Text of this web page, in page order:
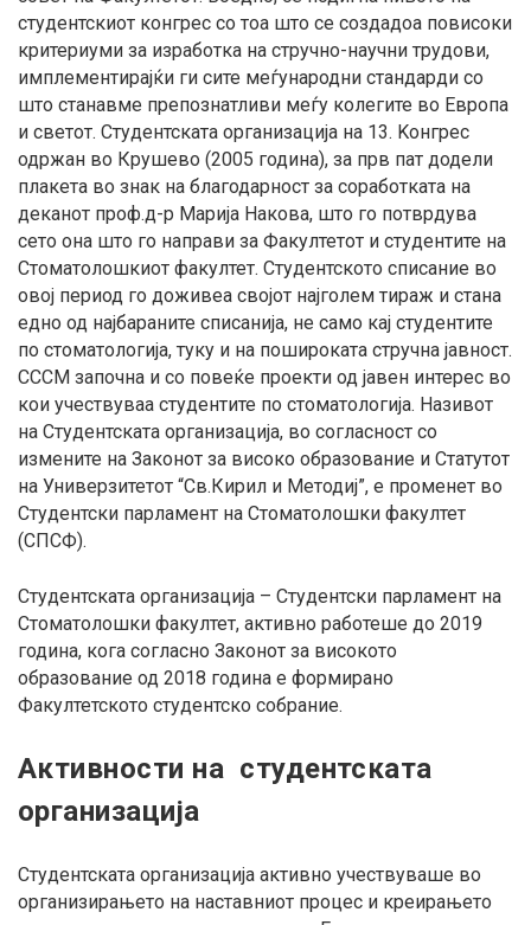
студентскиот конгрес со тоа што се создадоа повисоки
критериуми за изработка на стручно-научни трудови,
имплементирајќи ги сите меѓународни стандарди со
што станавме препознатливи меѓу колегите во Европа
и светот. Студентската организација на 13. Kонгрес
одржан во Крушево (2005 година), за прв пат додели
плакета во знак на благодарност за соработката на
деканот проф.д-р Марија Накова, што го потврдува
сето она што го направи за Факултетот и студентите на
Стоматолошкиот факултет. Студентското списание во
овој период го доживеа својот најголем тираж и стана
едно од најбараните списанија, не само кај студентите
по стоматологија, туку и на пошироката стручна јавност.
СССМ започна и со повеќе проекти од јавен интерес во
кои учествуваа студентите по стоматологија. Називот
на Студентската организација, во согласност со
измените на Законот за високо образование и Статутот
на Универзитетот “Св.Кирил и Методиј”, e променет во
Студентски парламент на Стоматолошки факултет
(СПСФ).
Студентската организација – Студентски парламент на
Стоматолошки факултет, активно работеше до 2019
година, кога согласно Законот за високото
образование од 2018 година е формирано
Факултетското студентско собрание.
Активности на студентската
организација
Студентската организација активно учествуваше во
организирањето на наставниот процес и креирањето